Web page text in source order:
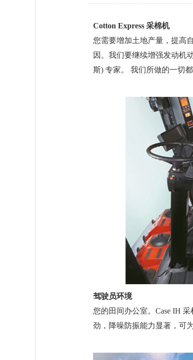
Cotton Express 采棉机
您需要增加土地产量，提高
因。我们要继续增强发动机
斯) 专家。 我们所做的一切
驾驶员环境
您的田间办公室。Case IH
劲，降噪防振能力显著，可